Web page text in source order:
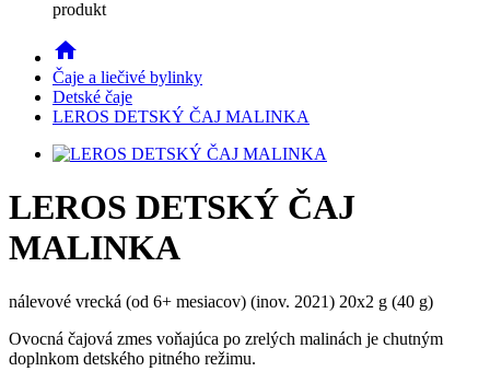
produkt
home
Čaje a liečivé bylinky
Detské čaje
LEROS DETSKÝ ČAJ MALINKA
LEROS DETSKÝ ČAJ
MALINKA
nálevové vrecká (od 6+ mesiacov) (inov. 2021) 20x2 g (40 g)
Ovocná čajová zmes voňajúca po zrelých malinách je chutným
doplnkom detského pitného režimu.